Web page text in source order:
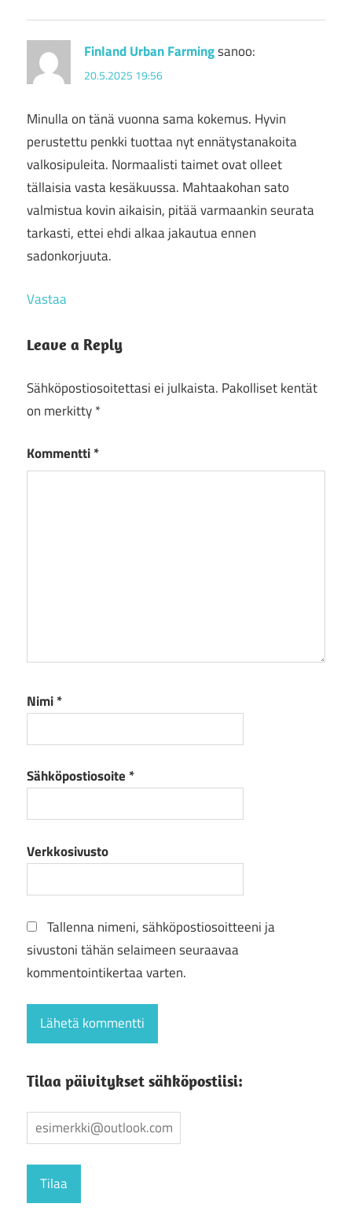
Finland Urban Farmingsanoo:
20.5.2025 19:56
Minulla on tänä vuonna sama kokemus. Hyvin
perustettu penkki tuottaa nyt ennätystanakoita
valkosipuleita. Normaalisti taimet ovat olleet
tällaisia vasta kesäkuussa. Mahtaakohan sato
valmistua kovin aikaisin, pitää varmaankin seurata
tarkasti, ettei ehdi alkaa jakautua ennen
sadonkorjuuta.
Vastaa
Leave a Reply
Sähköpostiosoitettasi ei julkaista. Pakolliset kentät
on merkitty*
Kommentti*
Nimi*
Sähköpostiosoite *
Verkkosivusto
Tallenna nimeni, sähköpostiosoitteeni ja
sivustoni tähän selaimeen seuraavaa
kommentointikertaa varten.
Tilaa päivitykset sähköpostiisi: